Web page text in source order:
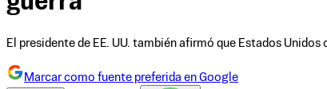
El presidente de EE. UU. también afirmó que Estados
Marcar como fuente preferida en Google